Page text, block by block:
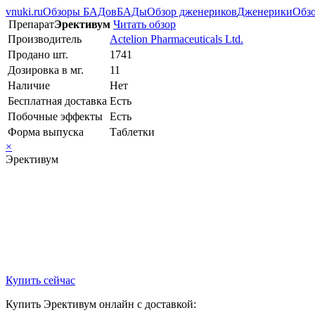
vnuki.ruОбзоры БАДовБАДыОбзор дженериковДженерики
ПрепаратЭрективум Читать обзор
Производитель
Actelion Pharmaceuticals Ltd.
Продано шт.
1741
Дозировка в мг.
11
Наличие
Нет
Бесплатная доставка Есть
Побочные эффекты Есть
Форма выпуска
Таблетки
×
Эрективум
Купить сейчас
Купить Эрективум онлайн с доставкой: